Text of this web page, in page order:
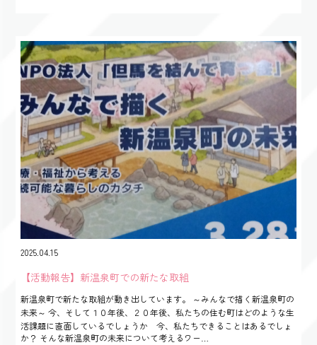
2025.04.15
【活動報告】新温泉町での新たな取組
新温泉町で新たな取組が動き出しています。 ～みんなで描く新温泉町の
未来～ 今、そして１０年後、２０年後、私たちの住む町はどのような生
活課題に直面しているでしょうか 今、私たちできることはあるでしょ
か？ そんな新温泉町の未来について考えるワー…